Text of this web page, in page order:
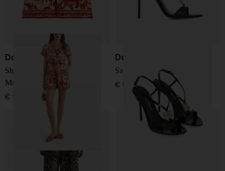
Dolce & Gabbana
Shorts in seta con stampa
Maiolica
€ 1.150,00
Dolce & Gabbana
Sandali in pelle lucida
€ 995,00